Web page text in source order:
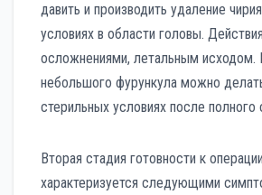
давить и производить удаление
условиях в области головы.
осложнениями, летальным исходом.
небольшого фурункула можно
стерильных условиях после полного
Вторая стадия готовности к операции
характеризуется следующими